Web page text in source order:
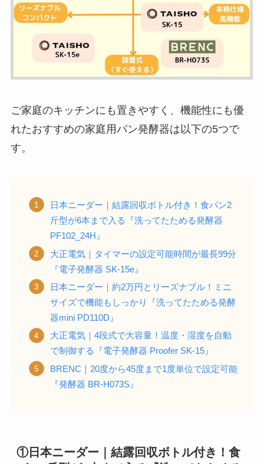
ご家庭のキッチンにも置きやすく、機能性にも優
れたおすすめの家庭用パン発酵器は以下の5つで
す。
日本ニーダー｜結露回収ボトル付き！食パン2
斤型が6本まで入る『洗ってたためる発酵器
PF102_24H』
大正電気｜タイマーの設定可能時間が最長99分
『電子発酵器 SK-15e』
日本ニーダー｜約2万円とリーズナブル！ミニ
サイズで機能もしっかり『洗ってたためる発酵
器mini PD110D』
大正電気｜4段式で大容量！温度・湿度を自動
で制御する『電子発酵器 Proofer SK-15』
BRENC｜20度から45度まで1度単位で設定可能
『発酵器 BR-H073S』
①日本ニーダー｜結露回収ボトル付き！食